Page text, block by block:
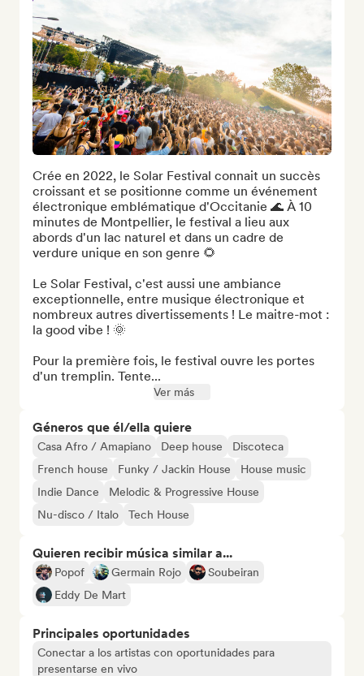
Crée en 2022, le Solar Festival connait un succès
croissant et se positionne comme un événement
électronique emblématique d'Occitanie 🌊 À 10
minutes de Montpellier, le festival a lieu aux
abords d'un lac naturel et dans un cadre de
verdure unique en son genre 🌻
Le Solar Festival, c'est aussi une ambiance
exceptionnelle, entre musique électronique et
nombreux autres divertissements ! Le maitre-mot :
la good vibe ! 🌞
Pour la première fois, le festival ouvre les portes
d'un tremplin. Tente...
Ver más
Géneros que él/ella quiere
Casa Afro / Amapiano Deep house
Discoteca
French house
Funky / Jackin House
House music
Indie Dance
Melodic & Progressive House
Nu-disco / Italo
Tech House
Quieren recibir música similar a...
Popof Germain Rojo
Soubeiran
Eddy De Mart
Principales oportunidades
Conectar a los artistas con oportunidades para
presentarse en vivo